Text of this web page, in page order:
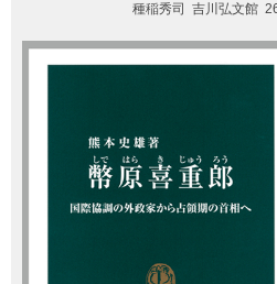
種稲秀司 吉川弘文館